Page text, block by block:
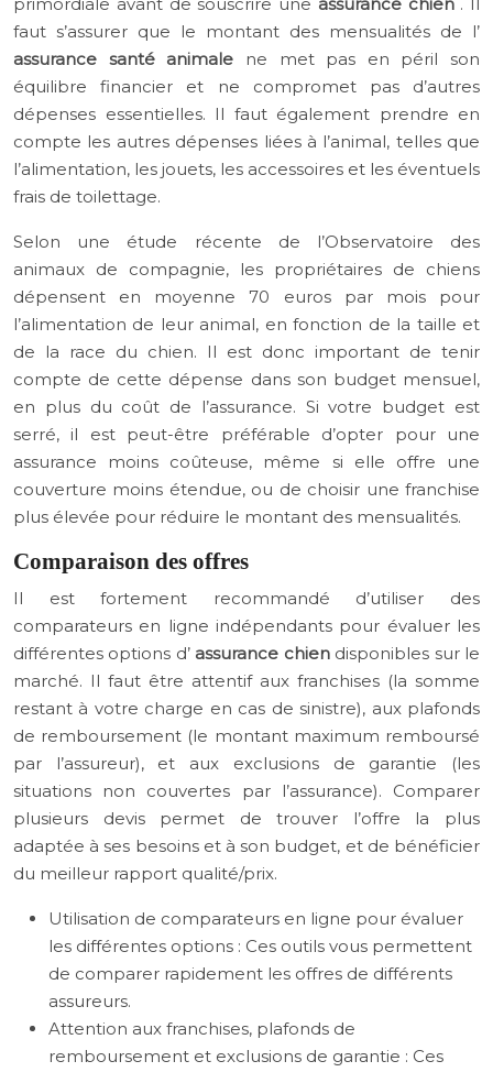
faut s’assurer que le montant des mensualités de l’
assurance santé animale
ne met pas en péril son
équilibre financier et ne compromet pas d’autres
dépenses essentielles. Il faut également prendre en
compte les autres dépenses liées à l’animal, telles que
l’alimentation, les jouets, les accessoires et les éventuels
frais de toilettage.
Selon une étude récente de l’Observatoire des
animaux de compagnie, les propriétaires de chiens
dépensent en moyenne 70 euros par mois pour
l’alimentation de leur animal, en fonction de la taille et
de la race du chien. Il est donc important de tenir
compte de cette dépense dans son budget mensuel,
en plus du coût de l’assurance. Si votre budget est
serré, il est peut-être préférable d’opter pour une
assurance moins coûteuse, même si elle offre une
couverture moins étendue, ou de choisir une franchise
plus élevée pour réduire le montant des mensualités.
Comparaison des offres
Il est fortement recommandé d’utiliser des
comparateurs en ligne indépendants pour évaluer les
différentes options d’ assurance chien disponibles sur le
marché. Il faut être attentif aux franchises (la somme
restant à votre charge en cas de sinistre), aux plafonds
de remboursement (le montant maximum remboursé
par l’assureur), et aux exclusions de garantie (les
situations non couvertes par l’assurance). Comparer
plusieurs devis permet de trouver l’offre la plus
adaptée à ses besoins et à son budget, et de bénéficier
du meilleur rapport qualité/prix.
Utilisation de comparateurs en ligne pour évaluer
les différentes options : Ces outils vous permettent
de comparer rapidement les offres de différents
assureurs.
Attention aux franchises, plafonds de
remboursement et exclusions de garantie : Ces